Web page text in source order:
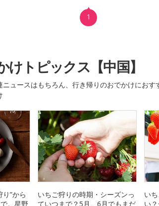
1
けトピックス【中国】
ニュースはもちろん、行き帰りのおでかけにお
”から
。星野
いちご狩りの時期・シーズンっ
ていつまで？5月、6月でもまだ
い
い